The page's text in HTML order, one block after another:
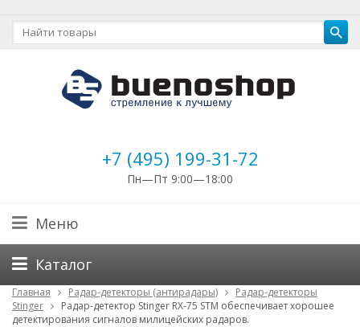
+7 (495) 199-31-72
Пн—Пт 9:00—18:00
Меню
Каталог
Главная Радар-детекторы (антирадары)
Радар-детекторы
Stinger
Радар-детектор Stinger RX-75 STM обеспечивает хорошее
детектирования сигналов милицейских радаров.